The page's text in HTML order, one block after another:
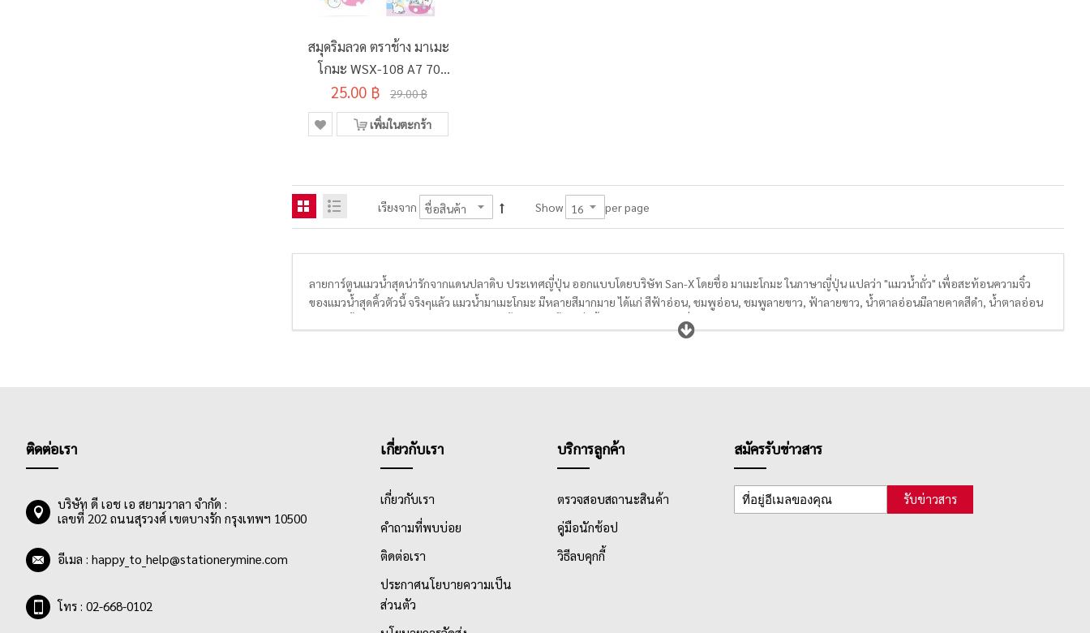
สมุดริมลวด ตราช้าง มาเมะ
โกมะ WSX-108 A7 70
แกรม 50 แผ่น คละลาย
25.00 ฿ 29.00 ฿
เพิ่มในตะกร้า
เรียงจาก Show per page
ลายการ์ตูนแมวน้ำสุดน่ารักจากแดนปลาดิบ ประเทศญี่ปุ่น ออกแบบโดยบริษัท San-X โดยชื่อ มาเมะโกมะ ในภาษาญี่ปุ่น แปลว่า "แมวน้ำถั่ว" เพื่อสะท้อนความจิ๋ว
ของแมวน้ำสุดคิ้วตัวนี้ จริงๆแล้ว แมวน้ำมาเมะโกมะ มีหลายสีมากมาย ได้แก่ สีฟ้าอ่อน, ชมพูอ่อน, ชมพูลายขาว, ฟ้าลายขาว, น้ำตาลอ่อนมีลายคาดสีดำ, น้ำตาลอ่อน
ลายจุด, น้ำตาลเข้ม และลายขาวดำ ความมุ้งมิ้งของแมวน้ำตัวจิ๋วนี้ได้นำมาผลิตเป็นเครื่องเขียน และอุปกรณ์สำนักงานมากมาย ไม่ว่าจะเป็น ดินสอ ปากกา ยางลบ
ไม้บรรทัด แฟ้มใส่เอกสาร กระเป๋า น่ารักน่าใช้ทั้งนั้น ลองเลือกซื้อแมวน้ำมาเมะโกมะไปเลี้ยงไว้ข้างๆสักชิ้นได้เลย
ติดต่อเรา
บริษัท ดี เอช เอ สยามวาลา จำกัด :
เลขที่ 202 ถนนสุรวงศ์ เขตบางรัก กรุงเทพฯ 10500
อีเมล : happy_to_help@stationerymine.com
โทร : 02-668-0102
เกี่ยวกับเรา
เกี่ยวกับเรา
คำถามที่พบบ่อย
ติดต่อเรา
ประกาศนโยบายความเป็น
ส่วนตัว
บริการลูกค้า
ตรวจสอบสถานะสินค้า
คู่มือนักช้อป
วิธีลบคุกกี้
สมัครรับข่าวสาร
รับข่าวสาร